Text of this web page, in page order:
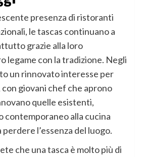
presenza di ristoranti
le tascas continuano a
grazie alla loro
legame con la tradizione. Negli
un rinnovato interesse per
giovani chef che aprono
quelle esistenti,
contemporaneo alla cucina
l’essenza del luogo.
che una tasca è molto più di